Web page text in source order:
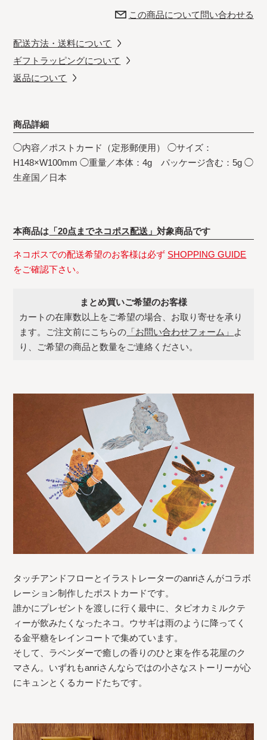
この商品について問い合わせる
配送方法・送料について
ギフトラッピングについて
返品について
商品詳細
◯内容／ポストカード（定形郵便用） ◯サイズ：
H148×W100mm ◯重量／本体：4g パッケージ含む：5g ◯
生産国／日本
本商品は 「20点までネコポス配送」対象商品です
ネコポスでの配送希望のお客様は必ず SHOPPING GUIDE
をご確認下さい。
まとめ買いご希望のお客様
カートの在庫数以上をご希望の場合、お取り寄せを承り
ます。ご注文前にこちらの 「お問い合わせフォーム」 よ
り、ご希望の商品と数量をご連絡ください。
タッチアンドフローとイラストレーターのanriさんがコラボ
レーション制作したポストカードです。
誰かにプレゼントを渡しに行く最中に、タピオカミルクテ
ィーが飲みたくなったネコ。ウサギは雨のように降ってく
る金平糖をレインコートで集めています。
そして、ラベンダーで癒しの香りのひと束を作る花屋のク
マさん。いずれもanriさんならではの小さなストーリーが心
にキュンとくるカードたちです。